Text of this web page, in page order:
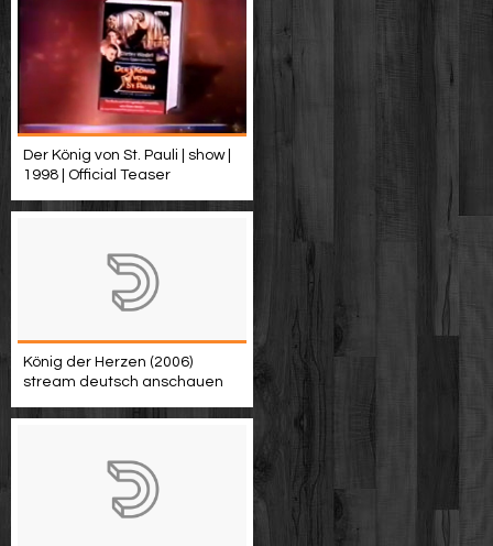
Der König von St. Pauli | show |
1998 | Official Teaser
König der Herzen (2006)
stream deutsch anschauen